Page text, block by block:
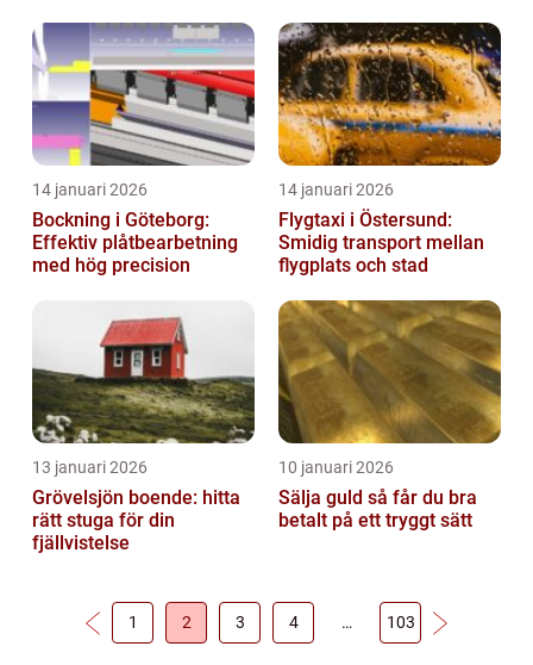
14 januari 2026
Bockning i Göteborg:
Effektiv plåtbearbetning
med hög precision
14 januari 2026
Flygtaxi i Östersund:
Smidig transport mellan
flygplats och stad
13 januari 2026
Grövelsjön boende: hitta
rätt stuga för din
fjällvistelse
10 januari 2026
Sälja guld så får du bra
betalt på ett tryggt sätt
1 2 3 4 … 103